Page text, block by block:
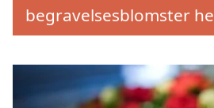
begravelsesblomster